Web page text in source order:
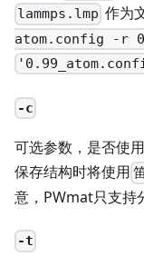
lammps.lmp 作为
atom.config -r
-c
可选参数，是否使
保存结构时将使用
意，PWmat只支持
-t